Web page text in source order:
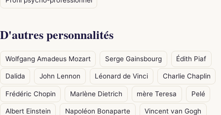
D'autres personnalités
Wolfgang Amadeus Mozart Serge Gainsbourg Édith Piaf
Dalida John Lennon Léonard de Vinci Charlie Chaplin
Frédéric Chopin Marlène Dietrich mère Teresa Pelé
Albert Einstein Napoléon Bonaparte Vincent van Gogh